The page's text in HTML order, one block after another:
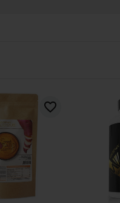
favorite_border